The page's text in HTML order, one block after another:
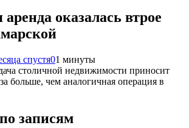
оказалась втрое
спустя01 минуты
столичной недвижимости приносит
больше, чем аналогичная операция в
записям